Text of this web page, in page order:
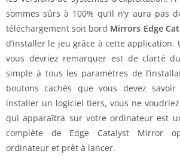
sommes sûrs à 100% qu’il n’y aura pas
téléchargement soit bord Mirrors Edge
d’installer le jeu grâce à cette application.
vous devriez remarquer est de clarté
simple à tous les paramètres de
boutons cachés que vous devez
installer un logiciel tiers, vous ne
qui apparaîtra sur votre ordinateur est
complète de Edge Catalyst Mirror
ordinateur et prêt à lancer.